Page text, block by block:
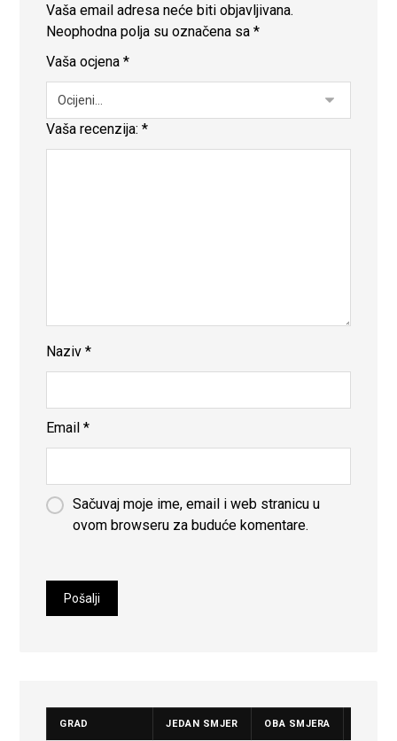
Vaša email adresa neće biti objavljivana.
Neophodna polja su označena sa*
Vaša ocjena*
Vaša recenzija:*
Naziv*
Email*
Sačuvaj moje ime, email i web stranicu u
ovom browseru za buduće komentare.
GRAD JEDAN SMJER OBA SMJERA